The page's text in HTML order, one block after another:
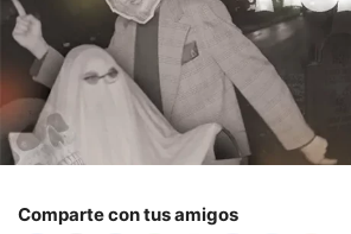
Comparte con tus amigos